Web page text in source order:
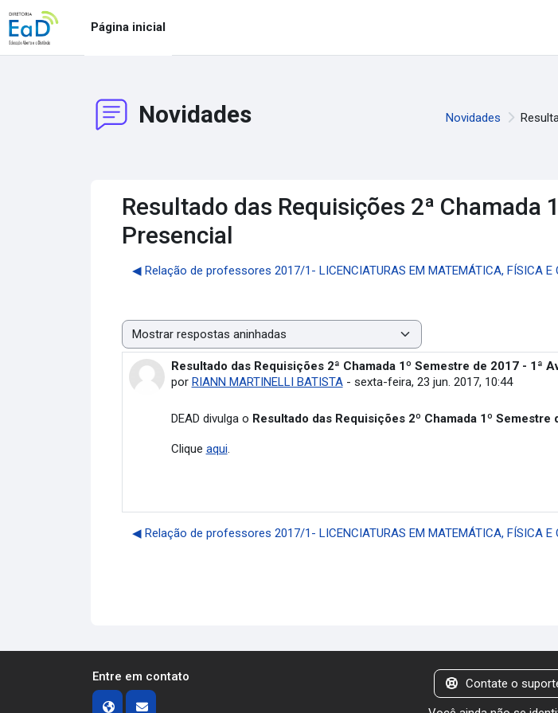
Ir para o conteúdo principal
Página inicial
Novidades Novidades
Resultado das Requisições 2ª Chamada
Presencial
◀︎ Relação de professores 2017/1- LICENCIATURAS EM MATEMÁTICA, FÍSICA
Modo de visualização
Resultado das Requisições 2ª Chamada 1º Semestre de 2017 - 1ª
por RIANN MARTINELLI BATISTA- sexta-feira, 23 jun. 2017, 10:44
Número de respostas: 0
DEAD divulga o Resultado das Requisições 2º Chamada 1º Semestre
Clique aqui
◀︎ Relação de professores 2017/1- LICENCIATURAS EM MATEMÁTICA, FÍSICA
Entre em contato Contate o